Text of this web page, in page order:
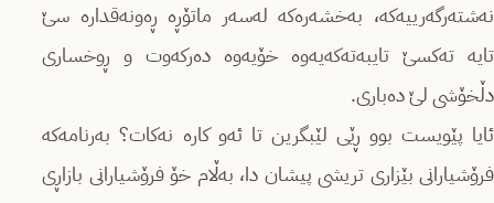
نه‌شته‌رگه‌رییه‌كه‌، به‌خشه‌ره‌كه‌ له‌سه‌ر‌ ماتۆڕه‌ ڕه‌ونه‌قداره‌ سێ
تایه‌ ته‌كسێ تایبه‌ته‌كه‌یه‌وه‌ خۆیه‌وه‌ ده‌ركه‌وت و ڕوخساری
دڵخۆشی لێ ده‌باری.
ئایا پێویست بوو ڕێی لێبگرین تا ئه‌و كاره‌ نه‌كات؟ به‌رنامه‌كه‌
فرۆشیارانی بێزاری تریشی پیشان دا، به‌ڵام خۆ فرۆشیارانی بازاڕی